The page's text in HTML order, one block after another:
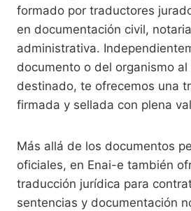
formado por traductores
en documentación civil,
administrativa.
documento o del organismo al
destinado, te ofrecemos una
firmada y sellada con plena
Más allá de los documentos
oficiales, en Enai-e también
traducción jurídica para
sentencias y documentación